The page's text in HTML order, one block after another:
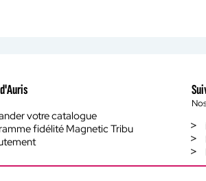
votre catalogue
fidélité Magnetic Tribu